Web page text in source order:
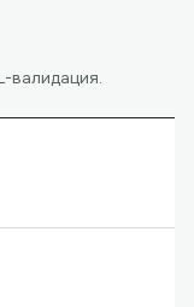
валидация.